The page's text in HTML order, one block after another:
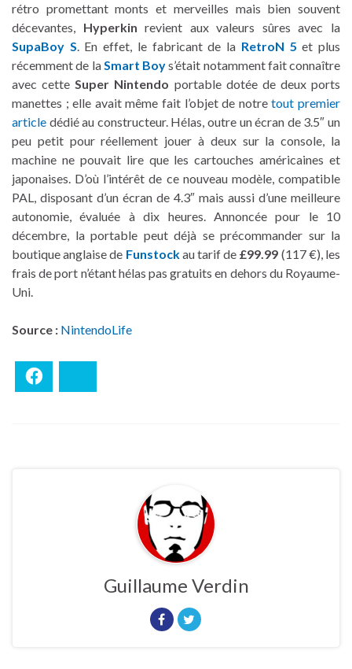
rétro promettant monts et merveilles mais bien souvent
décevantes, Hyperkin revient aux valeurs sûres avec la
SupaBoy S. En effet, le fabricant de la RetroN 5 et plus
récemment de laSmart Boys’était notamment fait connaître
avec cetteSuper Nintendo portable dotée de deux ports
manettes ; elle avait même fait l’objet de notretout premier
article dédié au constructeur. Hélas, outre un écran de 3.5″ un
peu petit pour réellement jouer à deux sur la console, la
machine ne pouvait lire que les cartouches américaines et
japonaises. D’où l’intérêt de ce nouveau modèle, compatible
PAL, disposant d’un écran de 4.3″ mais aussi d’une meilleure
autonomie, évaluée à dix heures. Annoncée pour le 10
décembre, la portable peut déjà se précommander sur la
boutique anglaise de Funstockau tarif de £99.99 (117 €), les
frais de port n’étant hélas pas gratuits en dehors du Royaume-
Uni.
Source : NintendoLife
Guillaume Verdin